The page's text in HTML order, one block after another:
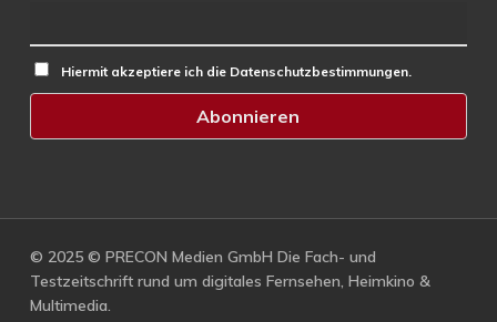
Hiermit akzeptiere ich die Datenschutzbestimmungen.
© 2025 © PRECON Medien GmbH Die Fach- und
Testzeitschrift rund um digitales Fernsehen, Heimkino &
Multimedia.